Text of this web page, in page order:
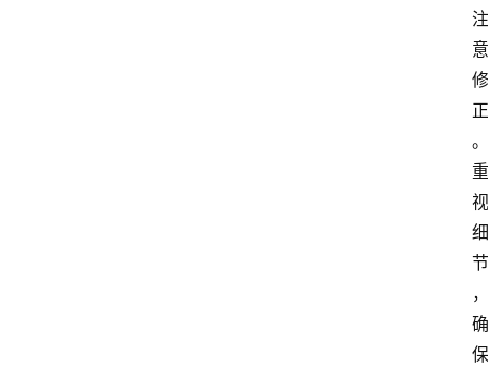
注
意
修
正
。
重
视
细
节
，
确
保